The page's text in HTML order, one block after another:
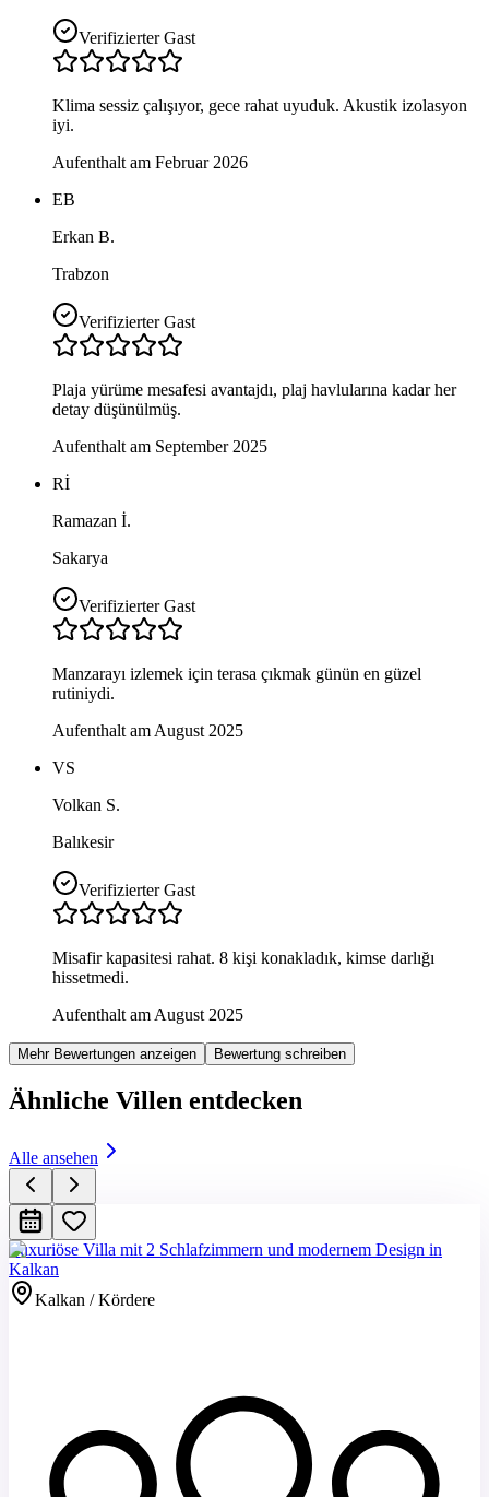
Verifizierter Gast
Klima sessiz çalışıyor, gece rahat uyuduk. Akustik izolasyon
iyi.
Aufenthalt am Februar 2026
EB
Erkan B.
Trabzon
Verifizierter Gast
Plaja yürüme mesafesi avantajdı, plaj havlularına kadar her
detay düşünülmüş.
Aufenthalt am September 2025
Rİ
Ramazan İ.
Sakarya
Verifizierter Gast
Manzarayı izlemek için terasa çıkmak günün en güzel
rutiniydi.
Aufenthalt am August 2025
VS
Volkan S.
Balıkesir
Verifizierter Gast
Misafir kapasitesi rahat. 8 kişi konakladık, kimse darlığı
hissetmedi.
Aufenthalt am August 2025
Mehr Bewertungen anzeigen Bewertung schreiben
Ähnliche Villen entdecken
Alle ansehen
Luxuriöse Villa mit 2 Schlafzimmern und modernem Design in
Kalkan
Kalkan / Kördere